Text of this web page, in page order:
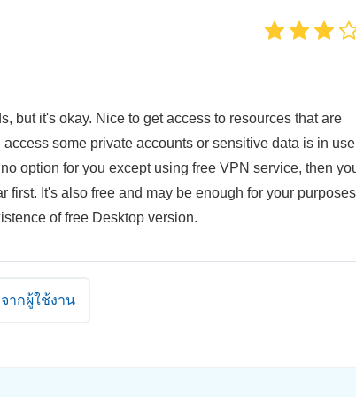
but it's okay. Nice to get access to resources that are
some private accounts or sensitive data is in
option for you except using free VPN service, then
first. It's also free and may be enough for your purposes
of free Desktop version.
ากผู้ใช้งาน